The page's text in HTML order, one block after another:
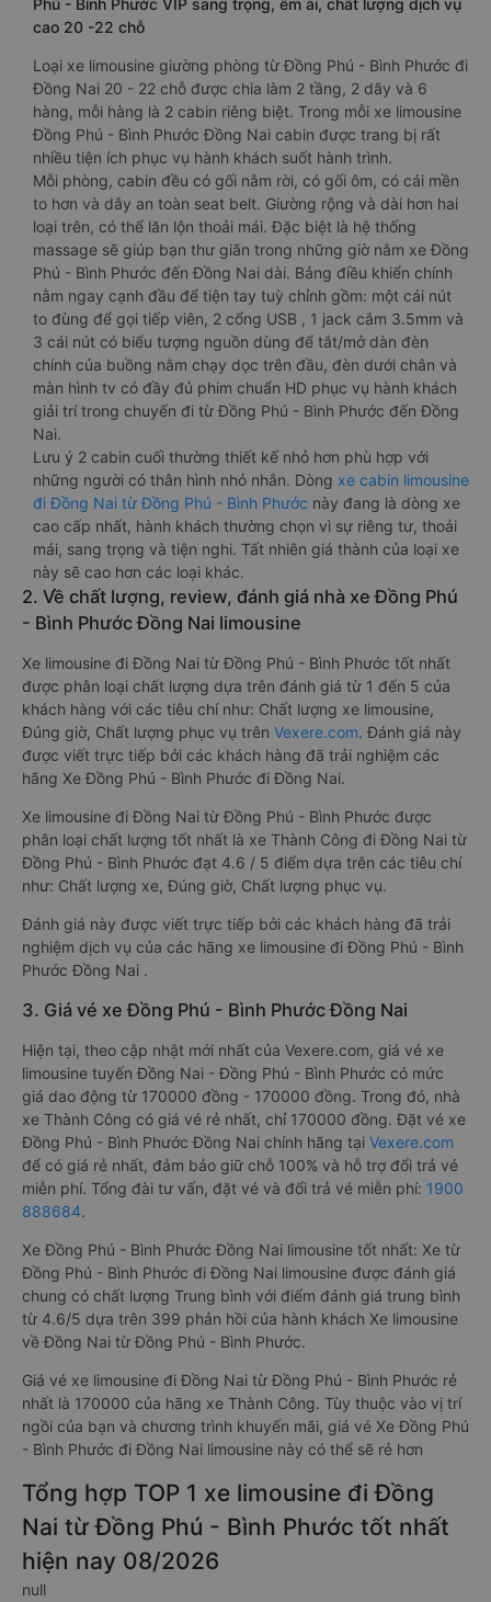
Phú - Bình Phước VIP sang trọng, êm ái, chất lượng dịch vụ
cao 20 -22 chỗ
Loại xe limousine giường phòng từ Đồng Phú - Bình Phước đi
Đồng Nai 20 - 22 chỗ được chia làm 2 tầng, 2 dãy và 6
hàng, mỗi hàng là 2 cabin riêng biệt. Trong mỗi xe limousine
Đồng Phú - Bình Phước Đồng Nai cabin được trang bị rất
nhiều tiện ích phục vụ hành khách suốt hành trình.
Mỗi phòng, cabin đều có gối nằm rời, có gối ôm, có cái mền
to hơn và dây an toàn seat belt. Giường rộng và dài hơn hai
loại trên, có thể lăn lộn thoải mái. Đặc biệt là hệ thống
massage sẽ giúp bạn thư giãn trong những giờ nằm xe Đồng
Phú - Bình Phước đến Đồng Nai dài. Bảng điều khiển chính
nằm ngay cạnh đầu để tiện tay tuỳ chỉnh gồm: một cái nút
to đùng để gọi tiếp viên, 2 cổng USB , 1 jack cắm 3.5mm và
3 cái nút có biểu tượng nguồn dùng để tắt/mở dàn đèn
chính của buồng nằm chạy dọc trên đầu, đèn dưới chân và
màn hình tv có đầy đủ phim chuẩn HD phục vụ hành khách
giải trí trong chuyến đi từ Đồng Phú - Bình Phước đến Đồng
Nai.
Lưu ý 2 cabin cuối thường thiết kế nhỏ hơn phù hợp với
những người có thân hình nhỏ nhắn. Dòng xe cabin limousine
đi Đồng Nai từ Đồng Phú - Bình Phước này đang là dòng xe
cao cấp nhất, hành khách thường chọn vì sự riêng tư, thoải
mái, sang trọng và tiện nghi. Tất nhiên giá thành của loại xe
này sẽ cao hơn các loại khác.
2. Về chất lượng, review, đánh giá nhà xe Đồng Phú
- Bình Phước Đồng Nai limousine
Xe limousine đi Đồng Nai từ Đồng Phú - Bình Phước tốt nhất
được phân loại chất lượng dựa trên đánh giá từ 1 đến 5 của
khách hàng với các tiêu chí như: Chất lượng xe limousine,
Đúng giờ, Chất lượng phục vụ trên Vexere.com. Đánh giá này
được viết trực tiếp bởi các khách hàng đã trải nghiệm các
hãng Xe Đồng Phú - Bình Phước đi Đồng Nai.
Xe limousine đi Đồng Nai từ Đồng Phú - Bình Phước được
phân loại chất lượng tốt nhất là xe Thành Công đi Đồng Nai từ
Đồng Phú - Bình Phước đạt 4.6 / 5 điểm dựa trên các tiêu chí
như: Chất lượng xe, Đúng giờ, Chất lượng phục vụ.
Đánh giá này được viết trực tiếp bởi các khách hàng đã trải
nghiệm dịch vụ của các hãng xe limousine đi Đồng Phú - Bình
Phước Đồng Nai .
3. Giá vé xe Đồng Phú - Bình Phước Đồng Nai
Hiện tại, theo cập nhật mới nhất của Vexere.com, giá vé xe
limousine tuyến Đồng Nai - Đồng Phú - Bình Phước có mức
giá dao động từ 170000 đồng - 170000 đồng. Trong đó, nhà
xe Thành Công có giá vé rẻ nhất, chỉ 170000 đồng. Đặt vé xe
Đồng Phú - Bình Phước Đồng Nai chính hãng tại Vexere.com
để có giá rẻ nhất, đảm bảo giữ chỗ 100% và hỗ trợ đổi trả vé
miễn phí. Tổng đài tư vấn, đặt vé và đổi trả vé miễn phí: 1900
888684.
Xe Đồng Phú - Bình Phước Đồng Nai limousine tốt nhất: Xe từ
Đồng Phú - Bình Phước đi Đồng Nai limousine được đánh giá
chung có chất lượng Trung bình với điểm đánh giá trung bình
từ 4.6/5 dựa trên 399 phản hồi của hành khách Xe limousine
về Đồng Nai từ Đồng Phú - Bình Phước.
Giá vé xe limousine đi Đồng Nai từ Đồng Phú - Bình Phước rẻ
nhất là 170000 của hãng xe Thành Công. Tùy thuộc vào vị trí
ngồi của bạn và chương trình khuyến mãi, giá vé Xe Đồng Phú
- Bình Phước đi Đồng Nai limousine này có thể sẽ rẻ hơn
Tổng hợp TOP 1 xe limousine đi Đồng
Nai từ Đồng Phú - Bình Phước tốt nhất
hiện nay 08/2026
null